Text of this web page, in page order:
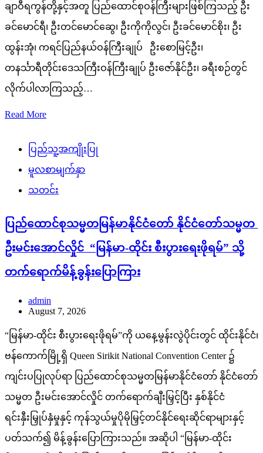
ချာဝီရကွန်တို့နှင့်အတူ ပြည်ထောင်စုဝန်ကြီးများဖြစ်ကြသည့် ဦး
ခင်မောင်ရီ၊ ဦးတင်မောင်ဆွေ၊ ဦးကိုကိုလွင်၊ ဦးခင်မောင်စိုး၊ ဦး
ထွန်းအုံ၊ ကရင်ပြည်နယ်ဝန်ကြီးချုပ် ဦးစောမြင့်ဦး၊
တနင်္သာရီတိုင်းဒေသကြီးဝန်ကြီးချုပ် ဦးဇော်နိုင်ဦး၊ ခရီးစဉ်တွင်
လိုက်ပါလာကြသည့်…
Read More
ပြည်သူ့အကျိုးပြု
မူလစာမျက်နှာ
သတင်း
ပြည်ထောင်စုသမ္မတမြန်မာနိုင်ငံတော် နိုင်ငံတော်သမ္မတ
ဦးမင်းအောင်လှိုင် “မြန်မာ-ထိုင်း စီးပွားရေးဖိုရမ်” သို့
တက်ရောက်မိန့်ခွန်းပြောကြား
admin
August 7, 2026
“မြန်မာ-ထိုင်း စီးပွားရေးဖိုရမ်”ကို ယနေ့မွန်းလွဲပိုင်းတွင် ထိုင်းနိုင်ငံ၊
ဗန်ကောက်မြို့ရှိ Queen Sirikit National Convention Center ၌
ကျင်းပပြုလုပ်ရာ ပြည်ထောင်စုသမ္မတမြန်မာနိုင်ငံတော် နိုင်ငံတော်
သမ္မတ ဦးမင်းအောင်လှိုင် တက်ရောက်ချီးမြှင့်ပြီး နှစ်နိုင်ငံ
ရင်းနှီးမြှုပ်နှံမှုနှင့် ကုန်သွယ်မှုပိုမိုမြှင့်တင်နိုင်ရေးဆိုင်ရာများနှင့်
ပတ်သက်၍ မိန့်ခွန်းပြောကြားသည်။ အဆိုပါ “မြန်မာ-ထိုင်း